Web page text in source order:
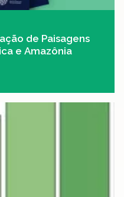
de Paisagens
e Amazônia